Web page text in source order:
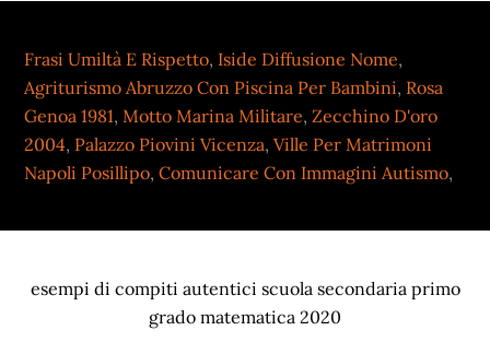
Frasi Umiltà E Rispetto, Iside Diffusione Nome,
Agriturismo Abruzzo Con Piscina Per Bambini, Rosa
Genoa 1981,Motto Marina Militare,Zecchino D'oro
2004, Palazzo Piovini Vicenza,Ville Per Matrimoni
Napoli Posillipo,Comunicare Con Immagini Autismo,
esempi di compiti autentici scuola secondaria primo
grado matematica 2020